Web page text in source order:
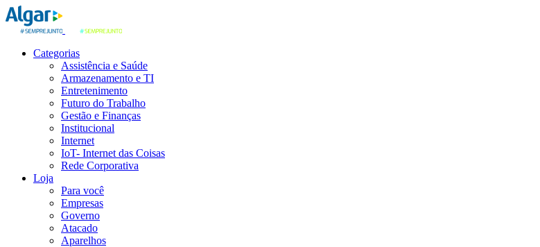
Categorias
Assistência e Saúde
Armazenamento e TI
Entretenimento
Futuro do Trabalho
Gestão e Finanças
Institucional
Internet
IoT- Internet das Coisas
Rede Corporativa
Loja
Para você
Empresas
Governo
Atacado
Aparelhos